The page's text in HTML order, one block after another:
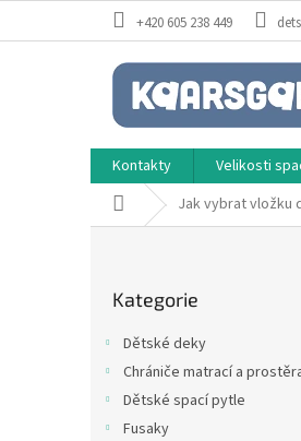
+420 605 238 449
Kontakty Velikosti
Domů Jak vybrat vložku
kategorie
Kategorie
Dětské deky
Chrániče matrací a
Dětské spací pytle
Fusaky